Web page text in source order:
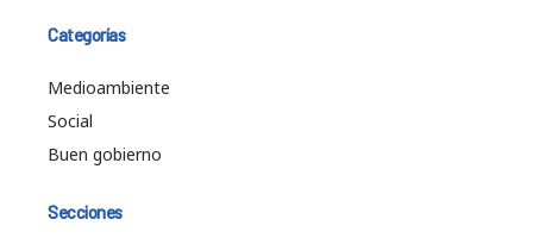
Categorías
Medioambiente
Social
Buen gobierno
Secciones